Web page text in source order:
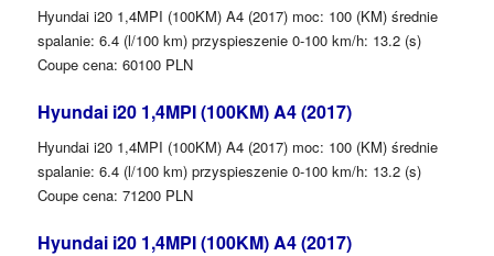
Hyundai i20 1,4MPI (100KM) A4 (2017) moc: 100 (KM) średnie
spalanie: 6.4 (l/100 km) przyspieszenie 0-100 km/h: 13.2 (s)
Coupe cena: 60100 PLN
Hyundai i20 1,4MPI (100KM) A4 (2017)
Hyundai i20 1,4MPI (100KM) A4 (2017) moc: 100 (KM) średnie
spalanie: 6.4 (l/100 km) przyspieszenie 0-100 km/h: 13.2 (s)
Coupe cena: 71200 PLN
Hyundai i20 1,4MPI (100KM) A4 (2017)